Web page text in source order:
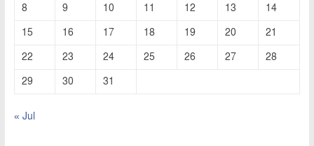
8
9 10 11 12 13
14
15
16 17 18 19 20
21
22
23 24 25 26 27
28
29
30 31
« Jul